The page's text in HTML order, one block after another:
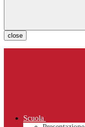
close
Scuola